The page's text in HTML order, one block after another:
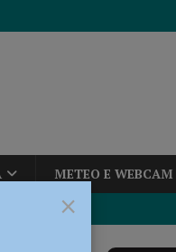
METEO E WEBCAM
×